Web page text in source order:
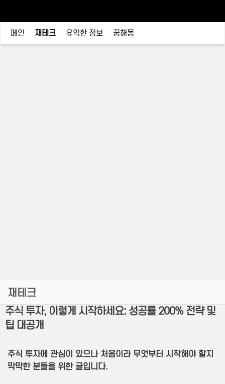
메인 재테크 유익한 정보 꿈해몽
재테크
주식 투자, 이렇게 시작하세요: 성공률 200% 전략 및
팁 대공개
주식 투자에 관심이 있으나 처음이라 무엇부터 시작해야 할지
막막한 분들을 위한 글입니다.